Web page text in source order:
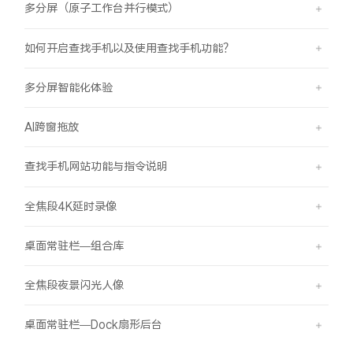
多分屏（原子工作台并行模式）
如何开启查找手机以及使用查找手机功能？
多分屏智能化体验
AI跨窗拖放
查找手机网站功能与指令说明
全焦段4K延时录像
桌面常驻栏—组合库
全焦段夜景闪光人像
桌面常驻栏—Dock扇形后台